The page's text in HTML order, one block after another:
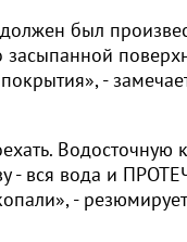
был
-
Водосточную
- вся вода и
- резюмирует